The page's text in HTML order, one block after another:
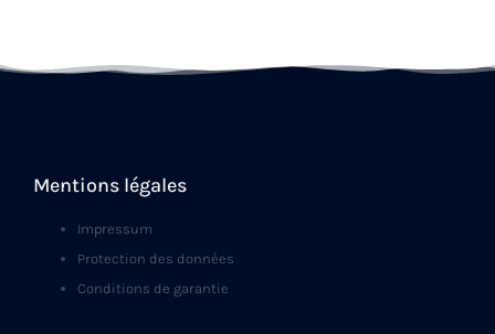
Mentions légales
Impressum
Protection des données
Conditions de garantie